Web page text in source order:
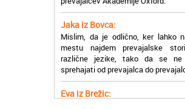
Mislim, da je odlično, ker lahko
mestu najdem prevajalske
različne jezike, tako da se ne
sprehajati od prevajalca do
Nujno sem potrebovala prevod v